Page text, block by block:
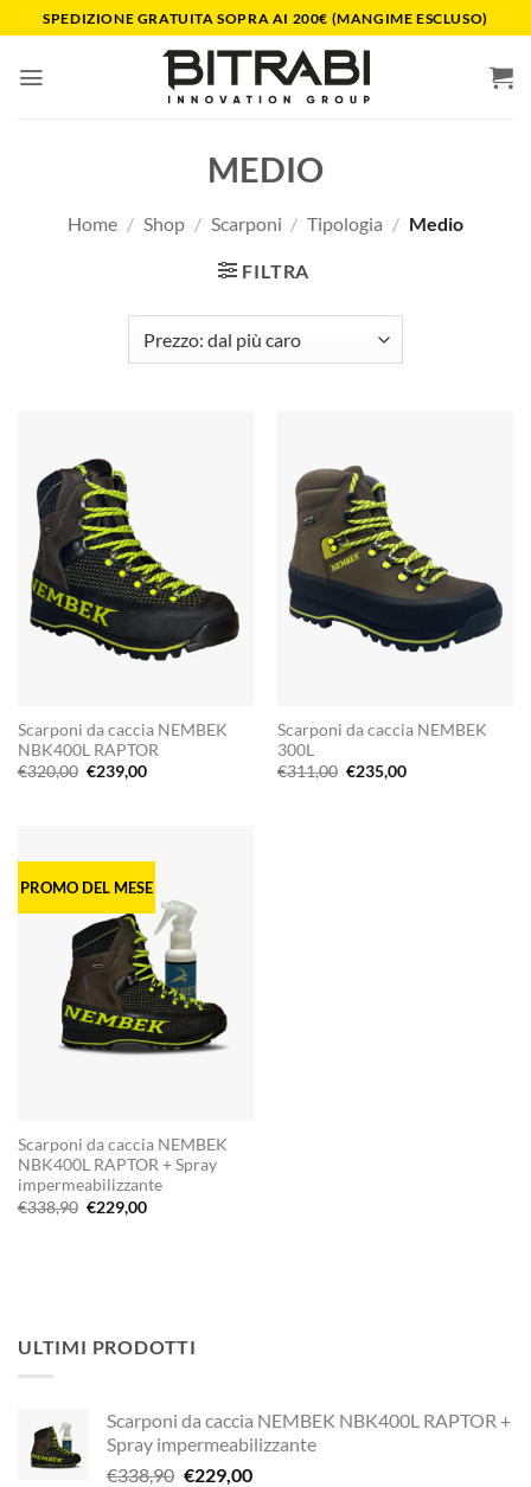
ai
contenuti
SPEDIZIONE GRATUITA SOPRA AI 200€ (MANGIME ESCLUSO)
MEDIO
Home / Shop / Scarponi / Tipologia / Medio
FILTRA
Scarponi da caccia NEMBEK
NBK400L RAPTOR
€320,00 Il
prezzo
€239,00Il
Scarponi da caccia NEMBEK
300L
€311,00 Il
prezzo
€235,00Il
PROMO DEL MESE
Scarponi da caccia NEMBEK
NBK400L RAPTOR + Spray
impermeabilizzante
€338,90 Il
prezzo
€229,00Il
ULTIMI PRODOTTI
Scarponi da caccia NEMBEK NBK400L RAPTOR +
Spray impermeabilizzante
€338,90 Il
€229,00Il